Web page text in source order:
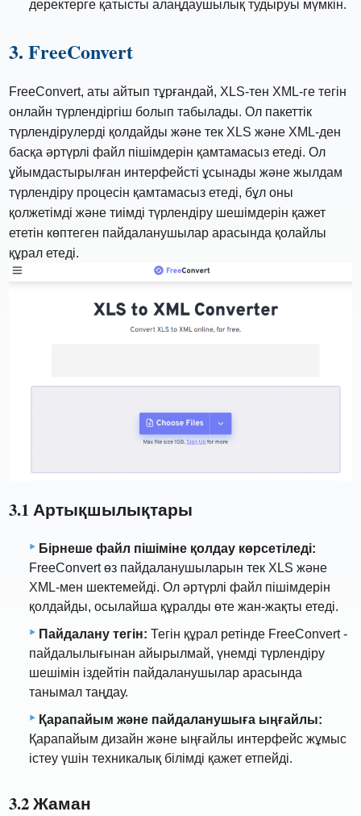
деректерге қатысты алаңдаушылық тудыруы мүмкін.
3. FreeConvert
FreeConvert, аты айтып тұрғандай, XLS-тен XML-ге тегін
онлайн түрлендіргіш болып табылады. Ол пакеттік
түрлендірулерді қолдайды және тек XLS және XML-ден
басқа әртүрлі файл пішімдерін қамтамасыз етеді. Ол
ұйымдастырылған интерфейсті ұсынады және жылдам
түрлендіру процесін қамтамасыз етеді, бұл оны
қолжетімді және тиімді түрлендіру шешімдерін қажет
ететін көптеген пайдаланушылар арасында қолайлы
құрал етеді.
3.1 Артықшылықтары
Бірнеше файл пішіміне қолдау көрсетіледі:
FreeConvert өз пайдаланушыларын тек XLS және
XML-мен шектемейді. Ол әртүрлі файл пішімдерін
қолдайды, осылайша құралды өте жан-жақты етеді.
Пайдалану тегін: Тегін құрал ретінде FreeConvert -
пайдалылығынан айырылмай, үнемді түрлендіру
шешімін іздейтін пайдаланушылар арасында
танымал таңдау.
Қарапайым және пайдаланушыға ыңғайлы:
Қарапайым дизайн және ыңғайлы интерфейс жұмыс
істеу үшін техникалық білімді қажет етпейді.
3.2 Жаман